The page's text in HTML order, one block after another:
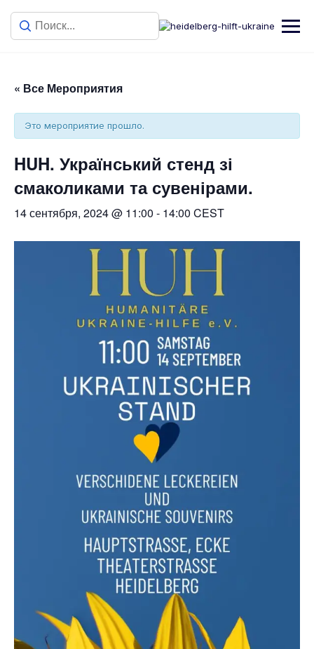
« Все Мероприятия
Это мероприятие прошло.
HUH. Український стенд зі
смаколиками та сувенірами.
14 сентября, 2024 @ 11:00 - 14:00 CEST